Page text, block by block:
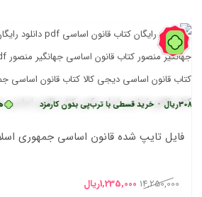
91%
هر قسط خرید قسطی با ترب‌پی بدون کارمزد
فایل تایپ شده قانون اساسی جمهوری
14,250,000 قیمت
1,235,000ریال